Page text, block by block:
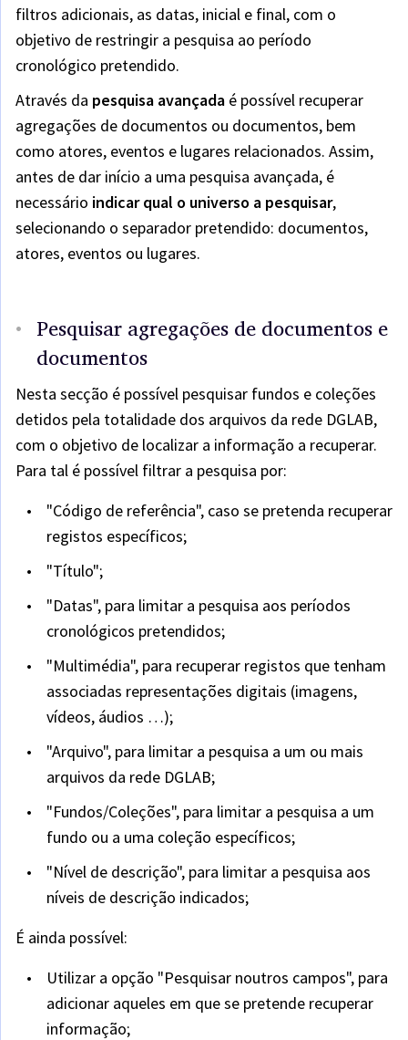
filtros adicionais, as datas, inicial e final, com o
objetivo de restringir a pesquisa ao período
cronológico pretendido.
Através da pesquisa avançada é possível recuperar
agregações de documentos ou documentos, bem
como atores, eventos e lugares relacionados. Assim,
antes de dar início a uma pesquisa avançada, é
necessário indicar qual o universo a pesquisar,
selecionando o separador pretendido: documentos,
atores, eventos ou lugares.
Pesquisar agregações de documentos e
documentos
Nesta secção é possível pesquisar fundos e coleções
detidos pela totalidade dos arquivos da rede DGLAB,
com o objetivo de localizar a informação a recuperar.
Para tal é possível filtrar a pesquisa por:
"Código de referência", caso se pretenda recuperar
registos específicos;
"Título";
"Datas", para limitar a pesquisa aos períodos
cronológicos pretendidos;
"Multimédia", para recuperar registos que tenham
associadas representações digitais (imagens,
vídeos, áudios …);
"Arquivo", para limitar a pesquisa a um ou mais
arquivos da rede DGLAB;
"Fundos/Coleções", para limitar a pesquisa a um
fundo ou a uma coleção específicos;
"Nível de descrição", para limitar a pesquisa aos
níveis de descrição indicados;
É ainda possível:
Utilizar a opção "Pesquisar noutros campos", para
adicionar aqueles em que se pretende recuperar
informação;